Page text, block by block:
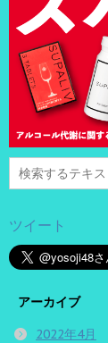
ツイート
アーカイブ
2022年4月